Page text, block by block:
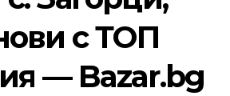
с ТОП
— Bazar.bg